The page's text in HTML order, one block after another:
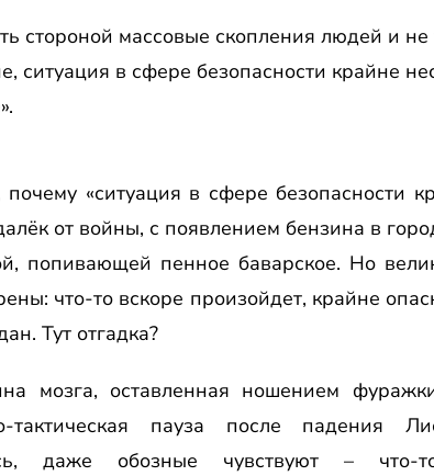
массовые скопления людей и не
ситуация в сфере безопасности крайне
«ситуация в сфере безопасности
от войны, с появлением бензина в
попивающей пенное баварское. Но
что-то вскоре произойдет, крайне
Тут отгадка?
мозга, оставленная ношением
пауза после падения
даже обозные чувствуют – что-